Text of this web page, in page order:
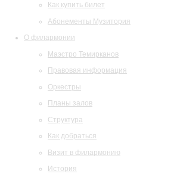
Как купить билет
Абонементы Музитория
О филармонии
Маэстро Темирканов
Правовая информация
Оркестры
Планы залов
Структура
Как добраться
Визит в филармонию
История